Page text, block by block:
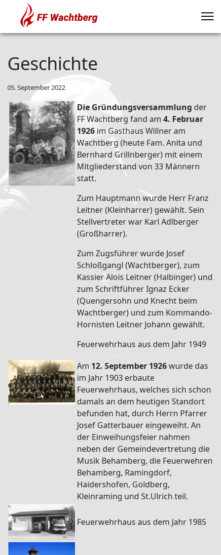
Geschichte
05. September 2022
Die Gründungsversammlung der
FF Wachtberg fand am 4. Februar
1926 im Gasthaus Willner am
Wachtberg (heute Fam. Anita und
Bernhard Grillnberger) mit einem
Mitgliederstand von 33 Männern
statt.
Zum Hauptmann wurde Herr Franz
Leitner (Kleinharrer) gewählt. Sein
Stellvertreter war Karl Adlberger
(Großharrer).
Zum Zugsführer wurde Josef
Schloßgangl (Wachtberger), zum
Kassier Alois Leitner (Halbinger) und
zum Schriftführer Ignaz Ecker
(Quengersohn und Knecht beim
Wachtberger) und zum Kommando-
Hornisten Leitner Johann gewählt.
Feuerwehrhaus aus dem Jahr 1949
Am 12. September 1926wurde das
im Jahr 1903 erbaute
Feuerwehrhaus, welches sich schon
damals an dem heutigen Standort
befunden hat, durch Herrn Pfarrer
Josef Gatterbauer eingeweiht. An
der Einweihungsfeier nahmen
neben der Gemeindevertretung die
Musik Behamberg, die Feuerwehren
Behamberg, Ramingdorf,
Haidershofen, Goldberg,
Kleinraming und St.Ulrich teil.
Feuerwehrhaus aus dem Jahr 1985